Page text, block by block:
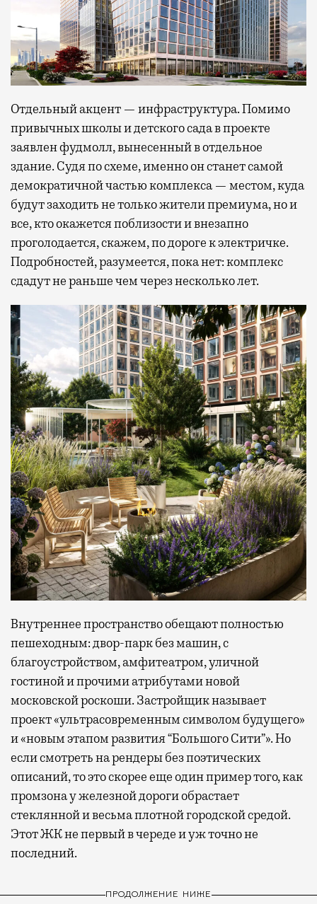
Отдельный акцент — инфраструктура. Помимо
привычных школы и детского сада в проекте
заявлен фудмолл, вынесенный в отдельное
здание. Судя по схеме, именно он станет самой
демократичной частью комплекса — местом, куда
будут заходить не только жители премиума, но и
все, кто окажется поблизости и внезапно
проголодается, скажем, по дороге к электричке.
Подробностей, разумеется, пока нет: комплекс
сдадут не раньше чем через несколько лет.
Внутреннее пространство обещают полностью
пешеходным: двор-парк без машин, с
благоустройством, амфитеатром, уличной
гостиной и прочими атрибутами новой
московской роскоши. Застройщик называет
проект «ультрасовременным символом будущего»
и «новым этапом развития “Большого Сити”». Но
если смотреть на рендеры без поэтических
описаний, то это скорее еще один пример того, как
промзона у железной дороги обрастает
стеклянной и весьма плотной городской средой.
Этот ЖК не первый в череде и уж точно не
последний.
ПРОДОЛЖЕНИЕ НИЖЕ